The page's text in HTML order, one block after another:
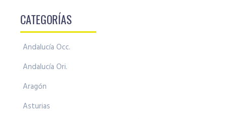
CATEGORÍAS
Andalucía Occ.
Andalucía Ori.
Aragón
Asturias